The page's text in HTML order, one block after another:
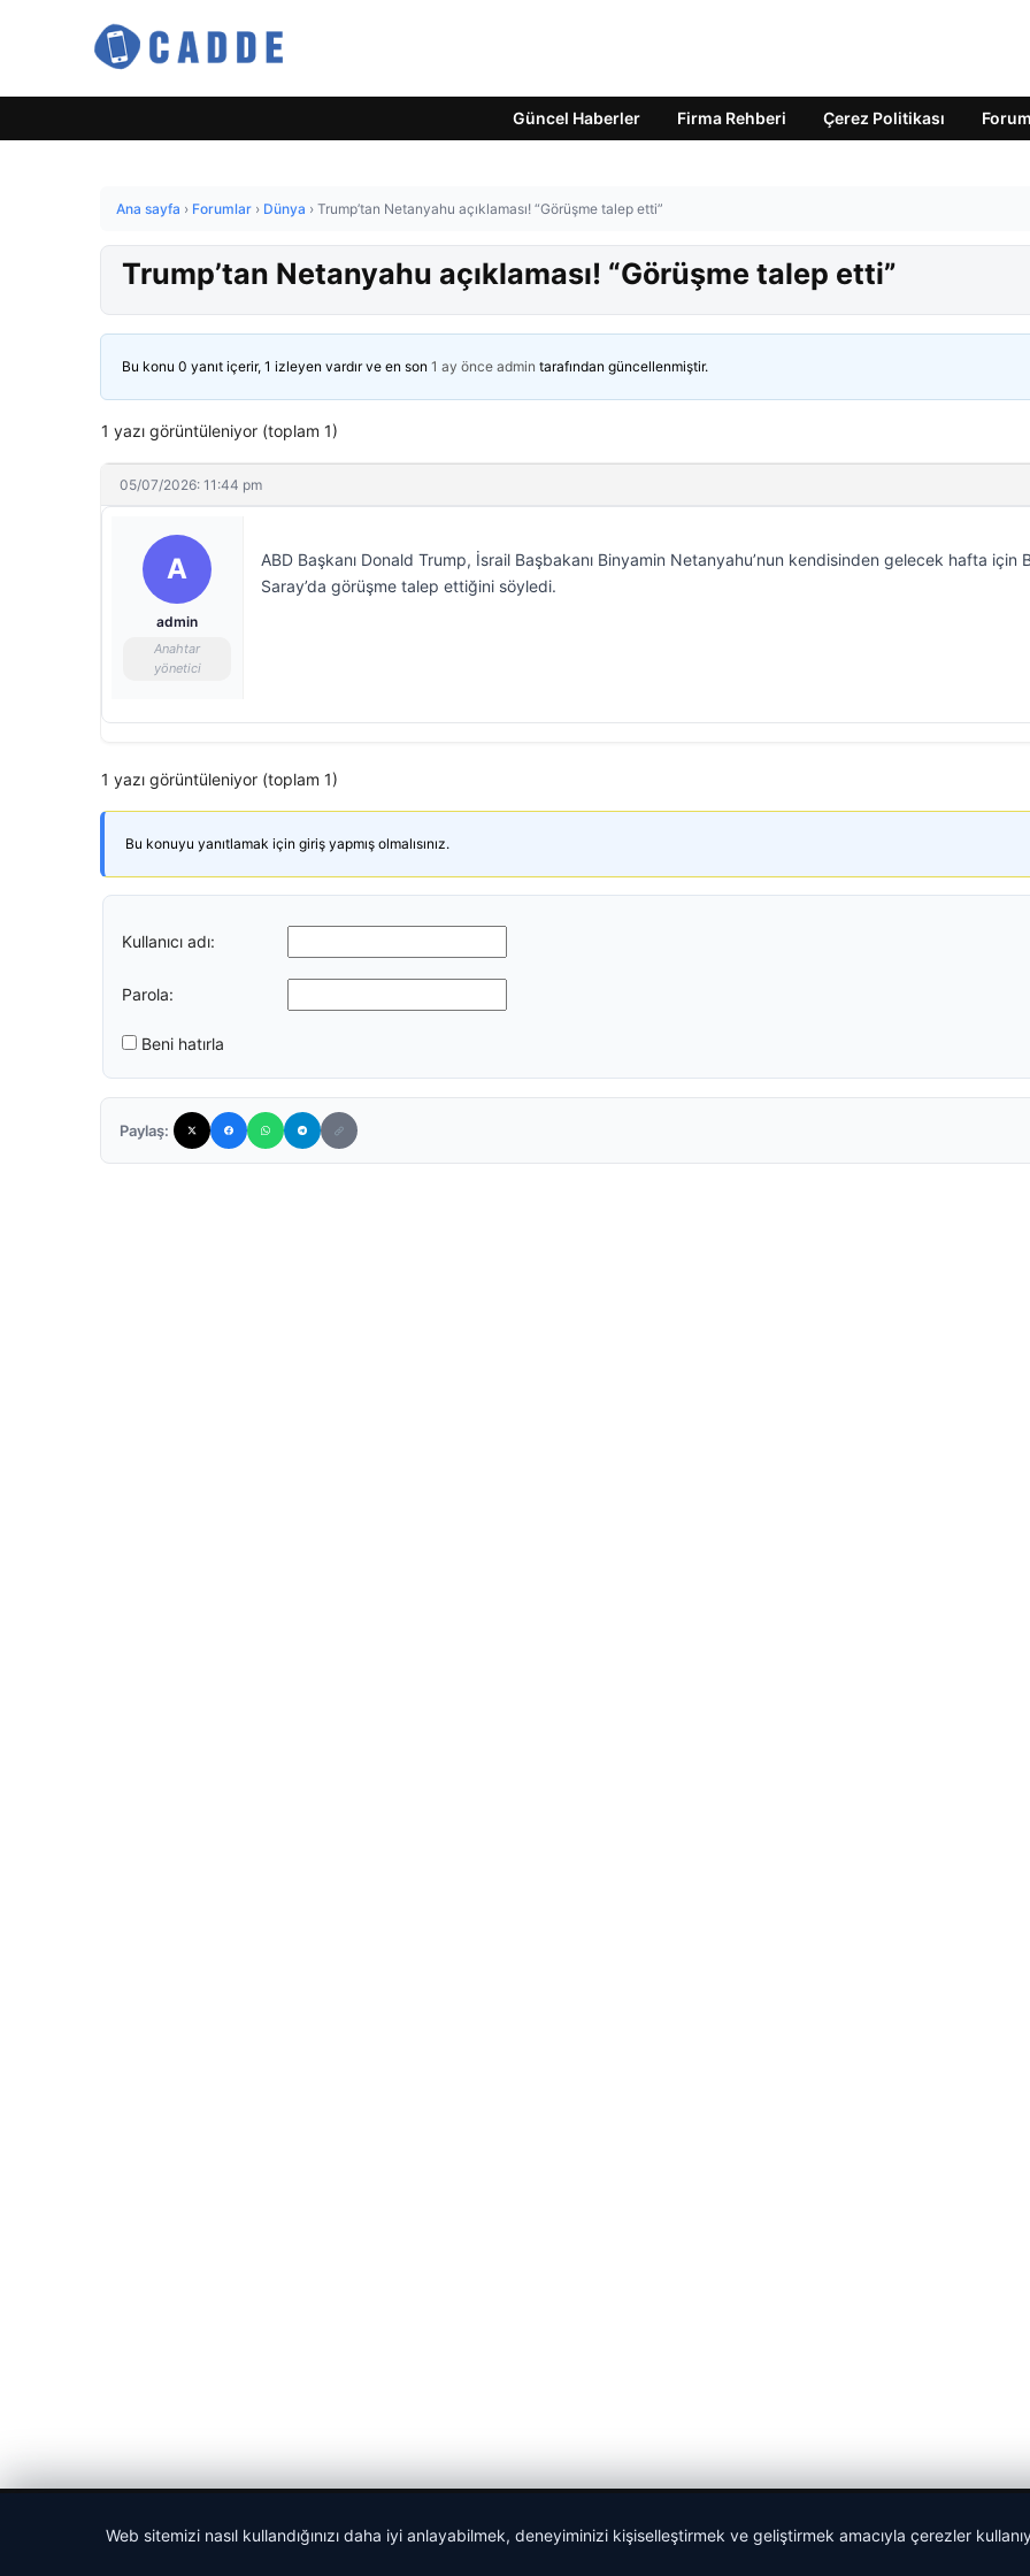
Güncel Haberler Firma Rehberi Çerez Politikası Forum
Ana sayfa › Forumlar › Dünya › Trump’tan Netanyahu açıklaması! “Görüşme talep etti”
Trump’tan Netanyahu açıklaması! “Görüşme talep etti”
Bu konu 0 yanıt içerir, 1 izleyen vardır ve en son 1 ay önce admin tarafından güncellenmiştir.
1 yazı görüntüleniyor (toplam 1)
05/07/2026: 11:44 pm
A
admin
Anahtar
yönetici
ABD Başkanı Donald Trump, İsrail Başbakanı Binyamin Netanyahu’nun kendisinden gelecek hafta için
Saray’da görüşme talep ettiğini söyledi.
1 yazı görüntüleniyor (toplam 1)
Bu konuyu yanıtlamak için giriş yapmış olmalısınız.
Kullanıcı adı:
Parola:
Beni hatırla
Paylaş:
Web sitemizi nasıl kullandığınızı daha iyi anlayabilmek, deneyiminizi kişiselleştirmek ve geliştirmek amacıyla çerezler